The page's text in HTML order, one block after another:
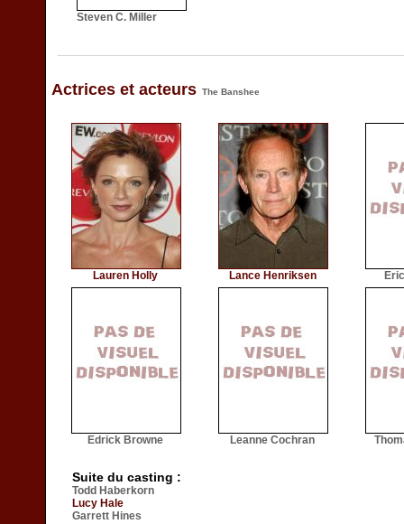
Steven C. Miller
Actrices et acteurs The Banshee
Lauren Holly Lance Henriksen
Edrick Browne Leanne Cochran
Suite du casting :
Todd Haberkorn
Lucy Hale
Garrett Hines